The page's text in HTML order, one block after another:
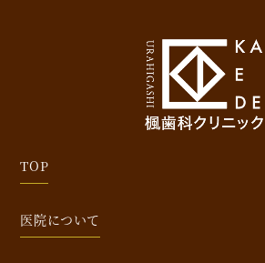
TOP
医院について